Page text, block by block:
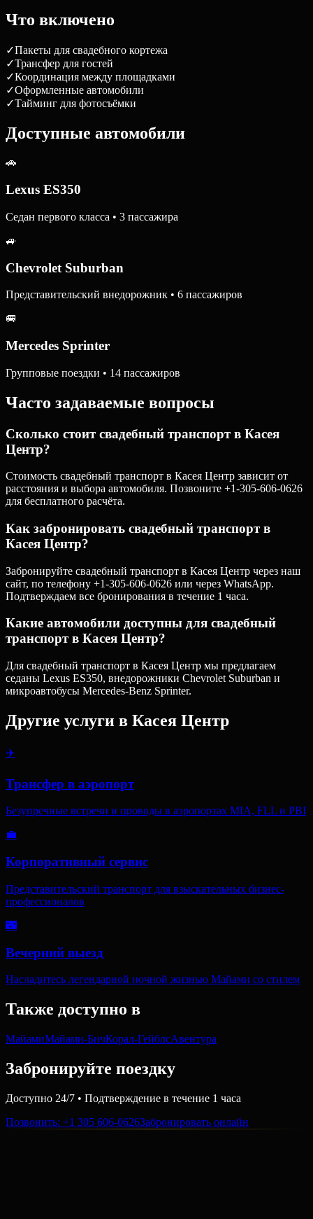
Что включено
✓Пакеты для свадебного кортежа
✓Трансфер для гостей
✓Координация между площадками
✓Оформленные автомобили
✓Тайминг для фотосъёмки
Доступные автомобили
🚗
Lexus ES350
Седан первого класса • 3 пассажира
🚙
Chevrolet Suburban
Представительский внедорожник • 6 пассажиров
🚐
Mercedes Sprinter
Групповые поездки • 14 пассажиров
Часто задаваемые вопросы
Сколько стоит свадебный транспорт в Касея
Центр?
Стоимость свадебный транспорт в Касея Центр зависит от
расстояния и выбора автомобиля. Позвоните +1-305-606-0626
для бесплатного расчёта.
Как забронировать свадебный транспорт в
Касея Центр?
Забронируйте свадебный транспорт в Касея Центр через наш
сайт, по телефону +1-305-606-0626 или через WhatsApp.
Подтверждаем все бронирования в течение 1 часа.
Какие автомобили доступны для свадебный
транспорт в Касея Центр?
Для свадебный транспорт в Касея Центр мы предлагаем
седаны Lexus ES350, внедорожники Chevrolet Suburban и
микроавтобусы Mercedes-Benz Sprinter.
Другие услуги в Касея Центр
✈️
Трансфер в аэропорт
Безупречные встречи и проводы в аэропортах MIA, FLL и PBI
💼
Корпоративный сервис
Представительский транспорт для взыскательных бизнес-
профессионалов
🌃
Вечерний выезд
Насладитесь легендарной ночной жизнью Майами со стилем
Также доступно в
МайамиМайами-БичКорал-ГейблсАвентура
Забронируйте поездку
Доступно 24/7 • Подтверждение в течение 1 часа
Позвонить: +1 305 606-0626Забронировать онлайн